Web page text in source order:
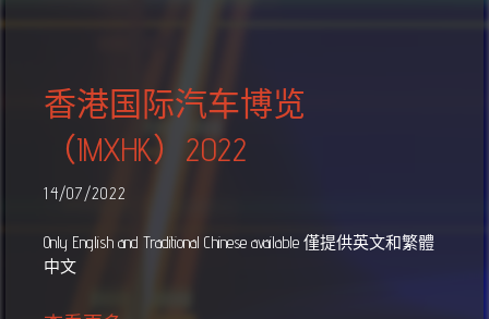
香港国际汽车博览
（IMXHK）2022
14/07/2022
Only English and Traditional Chinese available 僅提供英文和繁體
中文